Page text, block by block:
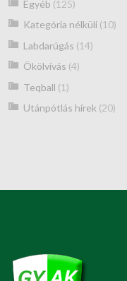
Egyéb (125)
Kategória nélküli(10)
Labdarúgás (14)
Ökölvívás (4)
Teqball (1)
Utánpótlás hírek (20)